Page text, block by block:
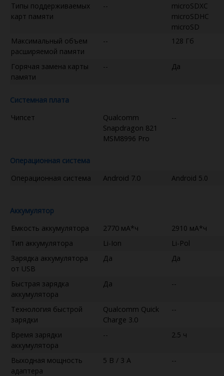
Типы поддерживаемых
карт памяти
--
microSDXC
microSDHC
microSD
Максимальный объем
расширяемой памяти
-- 128 Гб
Горячая замена карты
памяти
-- Да
Системная плата
Чипсет
Qualcomm
Snapdragon 821
MSM8996 Pro
--
Операционная система
Операционная система
Android 7.0 Android 5.0
Аккумулятор
Емкость аккумулятора
2770 мА*ч
2910 мА*ч
Тип аккумулятора
Li-Ion
Li-Pol
Зарядка аккумулятора
от USB
Да Да
Быстрая зарядка
аккумулятора
Да --
Технология быстрой
зарядки
Qualcomm Quick
Charge 3.0
--
Время зарядки
аккумулятора
-- 2.5 ч
Выходная мощность
адаптера
5 В / 3 А --